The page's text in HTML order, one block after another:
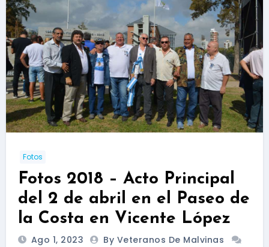
Fotos
Fotos 2018 – Acto Principal
del 2 de abril en el Paseo de
la Costa en Vicente López
Ago 1, 2023
By Veteranos De Malvinas